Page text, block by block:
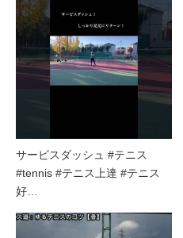
サービスダッシュ #テニス
#tennis #テニス上達 #テニス
好…